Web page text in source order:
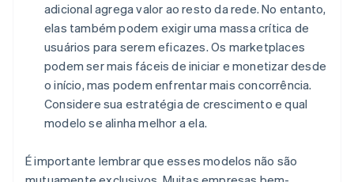
adicional agrega valor ao resto da rede. No entanto,
elas também podem exigir uma massa crítica de
usuários para serem eficazes. Os marketplaces
podem ser mais fáceis de iniciar e monetizar desde
o início, mas podem enfrentar mais concorrência.
Considere sua estratégia de crescimento e qual
modelo se alinha melhor a ela.
É importante lembrar que esses modelos não são